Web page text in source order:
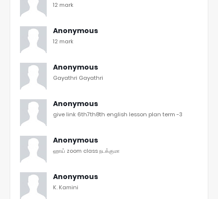
12 mark
Anonymous
12 mark
Anonymous
Gayathri Gayathri
Anonymous
give link 6th7th8th english lesson plan term -3
Anonymous
ஹாய் zoom class நடக்குமா
Anonymous
K. Kamini